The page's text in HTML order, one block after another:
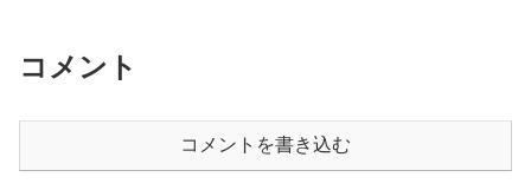
コメント
コメントを書き込む